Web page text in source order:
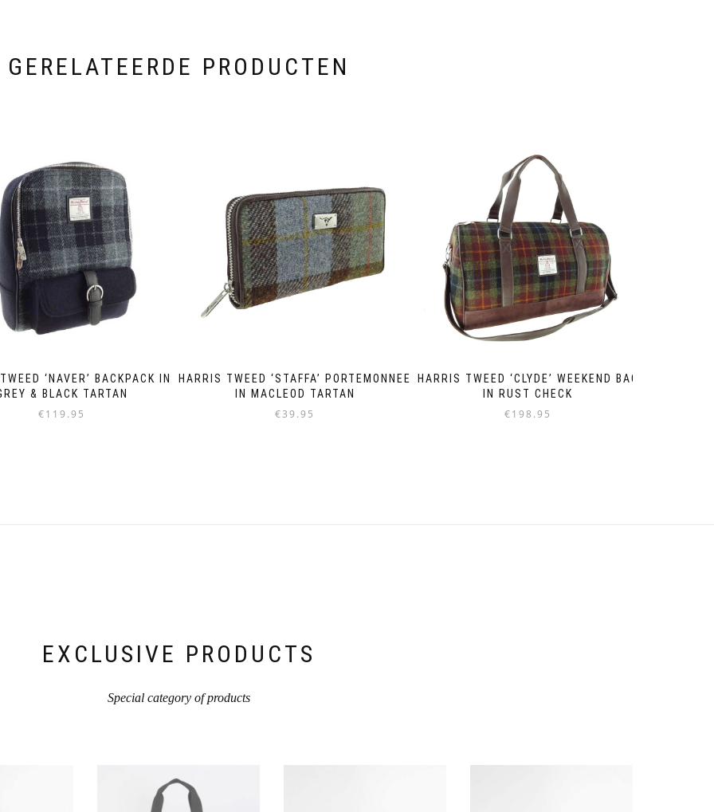
GERELATEERDE PRODUCTEN
‘NAVER’ BACKPACK IN
& BLACK TARTAN
€119.95
HARRIS TWEED ‘STAFFA’ PORTEMONNEE
IN MACLEOD TARTAN
€39.95
HARRIS TWEED ‘CLYDE’ WEEKEND BAG
IN RUST CHECK
€198.95
EXCLUSIVE PRODUCTS
Special category of products